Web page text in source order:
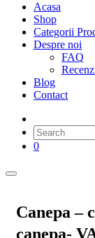
Acasa
Shop
Categorii
Despre noi
FAQ
Blog
Contact
0
Canepa –
canepa-